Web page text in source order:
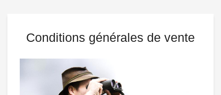
Conditions générales de vente